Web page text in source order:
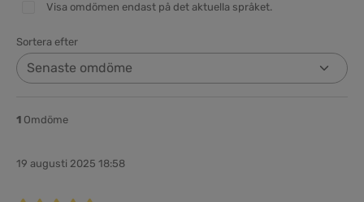
Visa omdömen endast på det aktuella språket.
Sortera efter
1 Omdöme
19 augusti 2025 18:58